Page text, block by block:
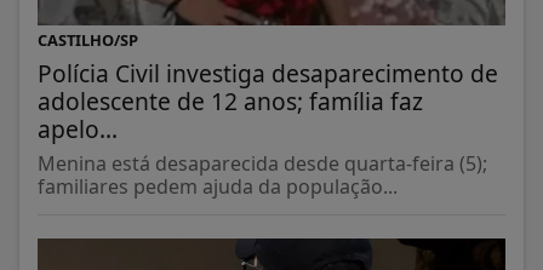
CASTILHO/SP
Polícia Civil investiga desaparecimento de
adolescente de 12 anos; família faz
apelo...
Menina está desaparecida desde quarta-feira (5);
familiares pedem ajuda da população...